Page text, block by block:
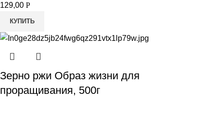
129,00 Р
КУПИТЬ
Зерно ржи Образ жизни для
проращивания, 500г